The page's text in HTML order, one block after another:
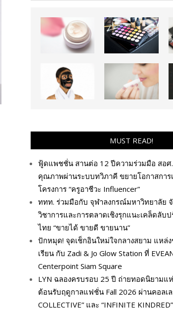
MUST READ!
ฟู้ดแพชชั่น สานต่อ 12 ปีความร่วมมือ สอศ.
คุณภาพผ่านระบบทวิภาคี ขยายโอกาสการ
โครงการ “ครูอาชีวะ Influencer”
ททท. ร่วมมือกับ จุฬาลงกรณ์มหาวิทยาลัย
วิชาการและการตลาดเชิงรุกแนะเคล็ดลับ
ไทย “ขายได้ ขายดี ขายนาน”
ปักหมุด! จุดเช็กอินใหม่ใจกลางสยาม แหล่
เรียน กับ Zadi & Jo Glow Station ที่
Centerpoint Siam Square
LYN ฉลองครบรอบ 25 ปี ถ่ายทอดนิยามแห่
ต้อนรับฤดูกาลแฟชั่น Fall 2026 ผ่านคอลเล
COLLECTIVE” และ “INFINITE KINDRED”